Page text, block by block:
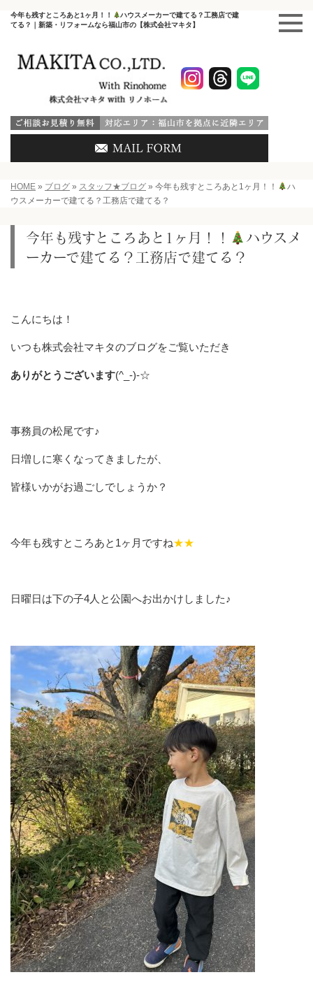
今年も残すところあと1ヶ月！！
ハウスメーカーで建てる？工務店で建
てる？｜新築・リフォームなら福山市の【株式会社マキタ】
HOME » ブログ » スタッフ★ブログ » 今年も残すところあと1ヶ月！！
ハ
ウスメーカーで建てる？工務店で建てる？
今年も残すところあと1ヶ月！！
ハウスメ
ーカーで建てる？工務店で建てる？
こんにちは！
いつも株式会社マキタのブログをご覧いただき
ありがとうございます(^_-)-☆
事務員の松尾です♪
日増しに寒くなってきましたが、
皆様いかがお過ごしでしょうか？
今年も残すところあと1ヶ月ですね★★
日曜日は下の子4人と公園へお出かけしました♪